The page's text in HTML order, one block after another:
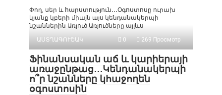
Փող, սեր և հարստություն․․․Օգոստոսը ուրախ
կյանք կբերի միայն այս կենդանակերպի
նշաններին Առյուծ Առյուծները այլևս
ԱՍՏՂԱԳՈՒՇԱԿ
0 269 Просмотр
Ֆինանսական աճ և կարիերայի
առաջընթաց․․․Կենդանակերպի
ո՞ր նշանները կհաջողեն
օգոստոսին